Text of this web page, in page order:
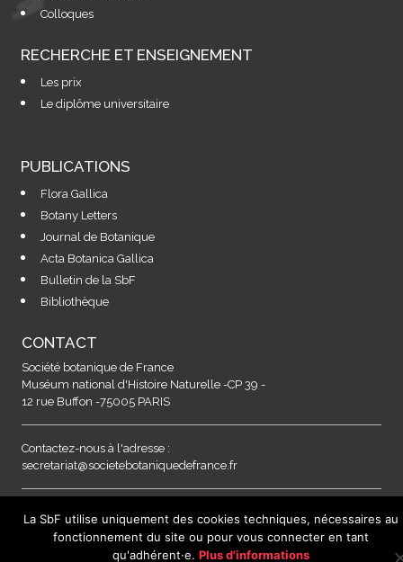
Colloques
RECHERCHE ET ENSEIGNEMENT
Les prix
Le diplôme universitaire
PUBLICATIONS
Flora Gallica
Botany Letters
Journal de Botanique
Acta Botanica Gallica
Bulletin de la SbF
Bibliothèque
CONTACT
Société botanique de France
Muséum national d'Histoire Naturelle -CP 39 -
12 rue Buffon -75005 PARIS
Contactez-nous à l'adresse :
secretariat@societebotaniquedefrance.fr
MENTIONS LEGALES & RGPD
La SbF utilise uniquement des cookies techniques, nécessaires au
fonctionnement du site ou pour vous connecter en tant
qu'adhérent·e. Plus d'informations